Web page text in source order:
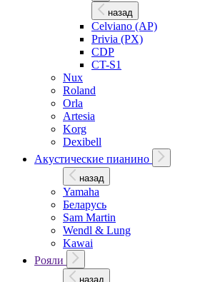
назад
Celviano (AP)
Privia (PX)
CDP
CT-S1
Nux
Roland
Orla
Artesia
Korg
Dexibell
Акустические пианино
назад
Yamaha
Беларусь
Sam Martin
Wendl & Lung
Kawai
Рояли
назад